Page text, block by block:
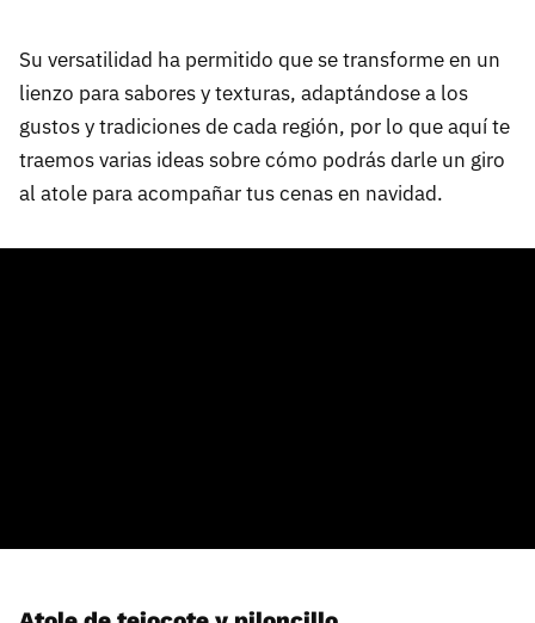
Su versatilidad ha permitido que se transforme en un
lienzo para sabores y texturas, adaptándose a los
gustos y tradiciones de cada región, por lo que aquí te
traemos varias ideas sobre cómo podrás darle un giro
al atole para acompañar tus cenas en navidad.